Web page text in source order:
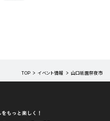
TOP イベント情報 山口祇園祭夜市